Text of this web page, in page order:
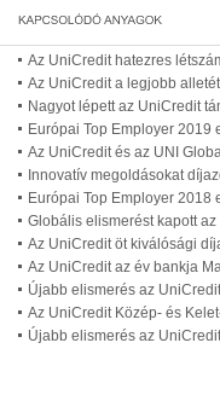
Az UniCredit hatezres
Az UniCredit a legjobb
Nagyot lépett az UniCredit
Európai Top Employer 2019
Az UniCredit és az UNI
Innovatív megoldásokat
Európai Top Employer 2018
Globális elismerést kapott
Az UniCredit öt kiválósági
Az UniCredit az év bankja
Újabb elismerés az
Az UniCredit Közép- és
Újabb elismerés az